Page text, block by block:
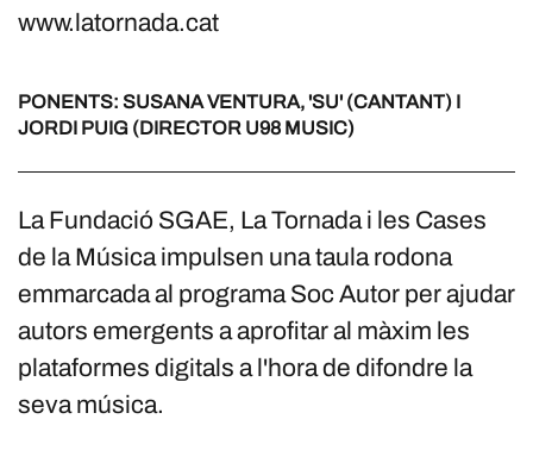
www.latornada.cat
PONENTS: SUSANA VENTURA, 'SU' (CANTANT) I
JORDI PUIG (DIRECTOR U98 MUSIC)
La Fundació SGAE, La Tornada i les Cases
de la Música impulsen una taula rodona
emmarcada al programa Soc Autor per ajudar
autors emergents a aprofitar al màxim les
plataformes digitals a l'hora de difondre la
seva música.